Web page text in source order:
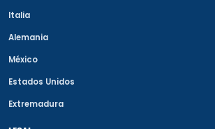
Italia
Alemania
México
Estados Unidos
Extremadura